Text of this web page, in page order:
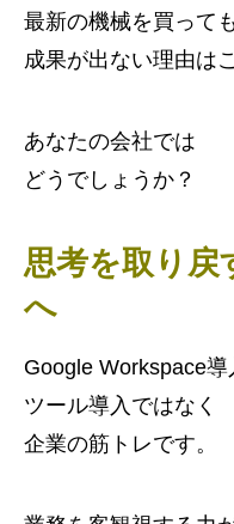
最新の機械を買って
成果が出ない理由はこ
あなたの会社では
どうでしょうか？
思考を取り戻
へ
Google Workspace導
ツール導入ではなく
企業の筋トレです。